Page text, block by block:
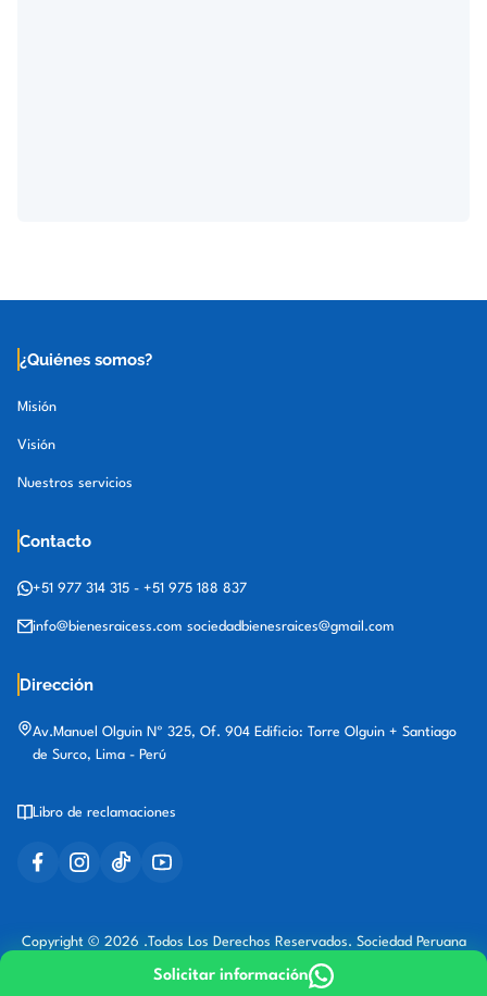
Solicitar información
¿Quiénes somos?
Misión
Visión
Nuestros servicios
Contacto
+51 977 314 315 - +51 975 188 837
info@bienesraicess.com sociedadbienesraices@gmail.com
Dirección
Av.Manuel Olguin Nº 325, Of. 904 Edificio: Torre Olguin + Santiago
de Surco, Lima - Perú
Libro de reclamaciones
Copyright © 2026 .Todos Los Derechos Reservados. Sociedad Peruana
de Bienes Raíces